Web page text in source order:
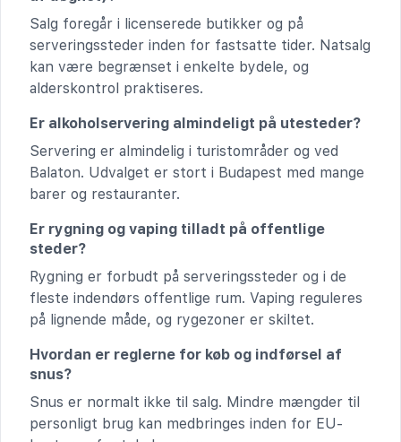
Salg foregår i licenserede butikker og på
serveringssteder inden for fastsatte tider. Natsalg
kan være begrænset i enkelte bydele, og
alderskontrol praktiseres.
Er alkoholservering almindeligt på utesteder?
Servering er almindelig i turistområder og ved
Balaton. Udvalget er stort i Budapest med mange
barer og restauranter.
Er rygning og vaping tilladt på offentlige
steder?
Rygning er forbudt på serveringssteder og i de
fleste indendørs offentlige rum. Vaping reguleres
på lignende måde, og rygezoner er skiltet.
Hvordan er reglerne for køb og indførsel af
snus?
Snus er normalt ikke til salg. Mindre mængder til
personligt brug kan medbringes inden for EU-